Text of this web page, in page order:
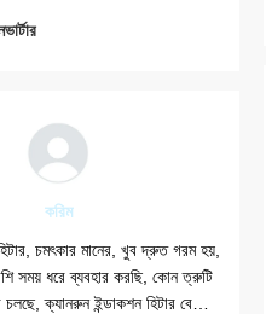
করিম
চমৎকার মানের, খুব দ্রুত গরম হয়,
সময় ধরে ব্যবহার করছি, কোন ত্রুটি
ক্যানরুন ইন্ডাকশন হিটার বেছে